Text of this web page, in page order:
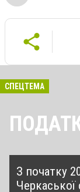
СПЕЦТЕМА
З початку
Черкаської